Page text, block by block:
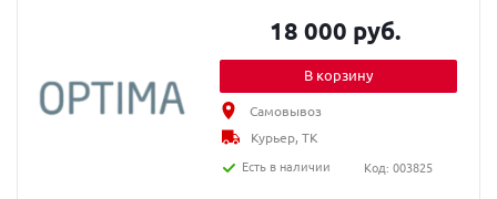
18 000 руб.
В корзину
Самовывоз
Курьер, ТК
Есть в наличии
Код: 003825